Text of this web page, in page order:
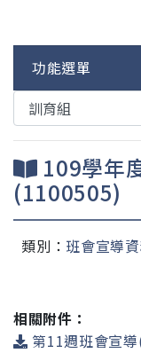
功能選單
109學年
(1100505)
類別： 班會宣導
相關附件：
第11週班會宣